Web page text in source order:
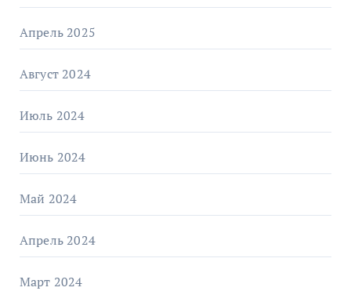
Апрель 2025
Август 2024
Июль 2024
Июнь 2024
Май 2024
Апрель 2024
Март 2024